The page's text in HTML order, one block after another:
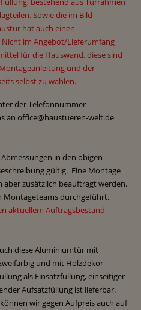
Sowie die im Bild
hat auch einen
Nicht im Angebot/Lieferumfang
für die Hauswand, diese sind
und der
selbst zu wählen.
der Telefonnummer
an office@haustueren-welt.de
in den obigen
gültig. Eine Montage
zusätzlich beauftragt werden.
Montageteams durchgeführt.
aktuellem Auftragsbestand
diese Aluminiumtür mit
und mit Holzdekor
als Einsatzfüllung, einseitiger
Aufsatzfüllung ist lieferbar.
wir gegen Aufpreis auch auf